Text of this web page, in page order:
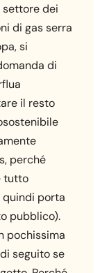
dei
di gas serra
si
di
il resto
perché
tutto
porta
pubblico).
pochissima
seguito se